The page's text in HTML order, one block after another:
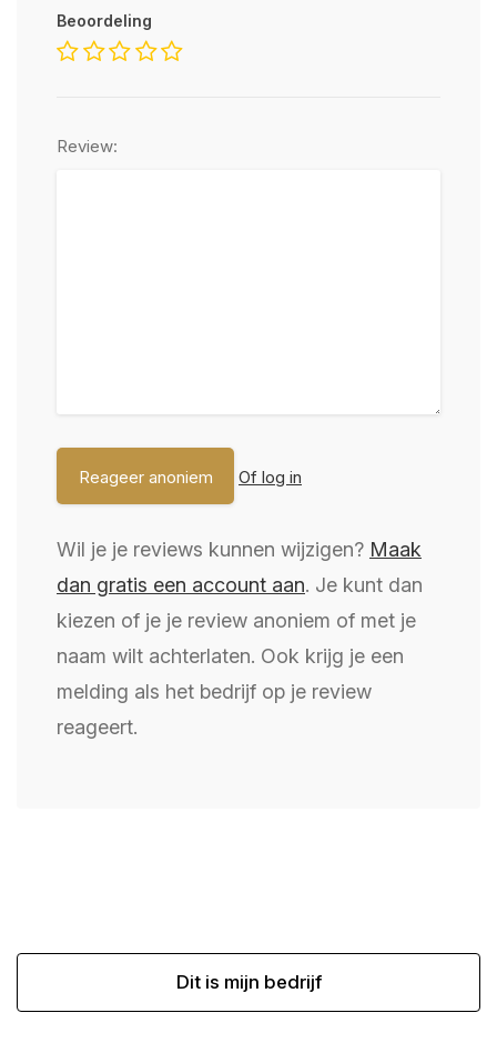
Beoordeling
Review:
Of log in
Wil je je reviews kunnen wijzigen? Maak
dan gratis een account aan. Je kunt dan
kiezen of je je review anoniem of met je
naam wilt achterlaten. Ook krijg je een
melding als het bedrijf op je review
reageert.
Dit is mijn bedrijf